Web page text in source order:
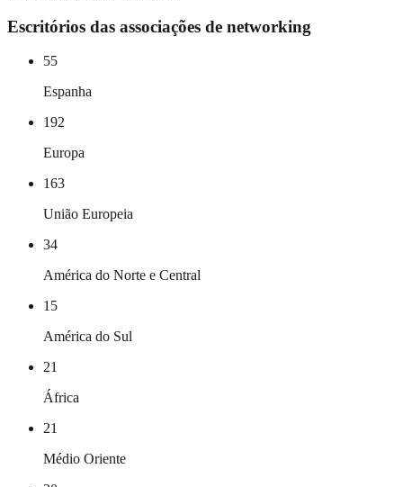
Escritórios das associações de networking
55
Espanha
192
Europa
163
União Europeia
34
América do Norte e Central
15
América do Sul
21
África
21
Médio Oriente